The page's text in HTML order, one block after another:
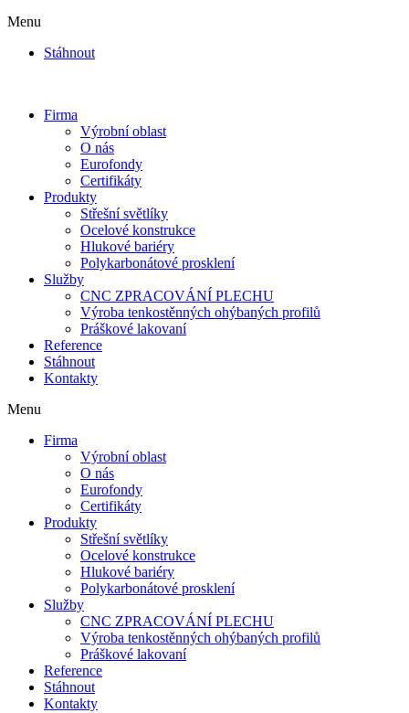
Menu
Stáhnout
Firma
Výrobní oblast
O nás
Eurofondy
Certifikáty
Produkty
Střešní světlíky
Ocelové konstrukce
Hlukové bariéry
Polykarbonátové prosklení
Služby
CNC ZPRACOVÁNÍ PLECHU
Výroba tenkostěnných ohýbaných profilů
Práškové lakovaní
Reference
Stáhnout
Kontakty
Menu
Firma
Výrobní oblast
O nás
Eurofondy
Certifikáty
Produkty
Střešní světlíky
Ocelové konstrukce
Hlukové bariéry
Polykarbonátové prosklení
Služby
CNC ZPRACOVÁNÍ PLECHU
Výroba tenkostěnných ohýbaných profilů
Práškové lakovaní
Reference
Stáhnout
Kontakty